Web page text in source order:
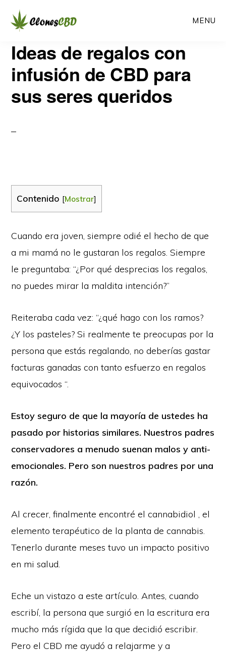
principal
barra
lateral
primaria
CBD
Clones
CBD
MENU
Ideas de regalos con
infusión de CBD para
sus seres queridos
Contenido [Mostrar]
Cuando era joven, siempre odié el hecho de que
a mi mamá no le gustaran los regalos. Siempre
le preguntaba: “¿Por qué desprecias los regalos,
no puedes mirar la maldita intención?”
Reiteraba cada vez: “¿qué hago con los ramos?
¿Y los pasteles? Si realmente te preocupas por la
persona que estás regalando, no deberías gastar
facturas ganadas con tanto esfuerzo en regalos
equivocados “.
Estoy seguro de que la mayoría de ustedes ha
pasado por historias similares. Nuestros padres
conservadores a menudo suenan malos y anti-
emocionales. Pero son nuestros padres por una
razón.
Al crecer, finalmente encontré el cannabidiol , el
elemento terapéutico de la planta de cannabis.
Tenerlo durante meses tuvo un impacto positivo
en mi salud.
Eche un vistazo a este artículo. Antes, cuando
escribí, la persona que surgió en la escritura era
mucho más rígida que la que decidió escribir.
Pero el CBD me ayudó a relajarme y a